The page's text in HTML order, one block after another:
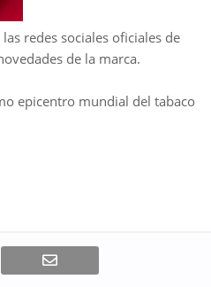
redes sociales oficiales de
de la marca.
epicentro mundial del tabaco